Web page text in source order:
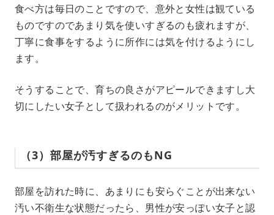
食べ方は毎日のことですので、意外と女性は観ている
ものですのであまり気を使いすぎるのも疲れますが、
丁寧に食事をするように所作には気を付けるようにし
ます。
そうすることで、育ちの良さがアピールできますし大
切にしたい女子として扱われるのがメリットです。
（3）部屋が汚すぎるのもNG
部屋を訪れた時に、あまりにも安らぐことが出来ない
汚い不衛生な状態だったら、男性が安っぽい女子と認